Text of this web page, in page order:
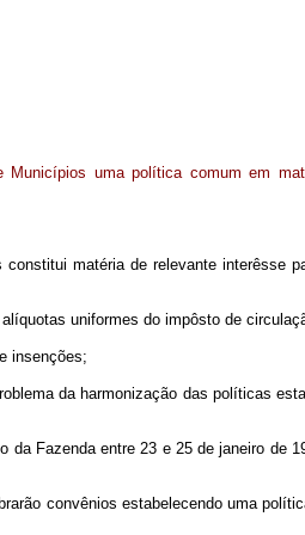
Municípios uma política comum em
matéria de relevante interêsse
uniformes do impôsto de
insenções;
da harmonização das políticas
Fazenda entre 23 e 25 de janeiro de
convênios estabelecendo uma